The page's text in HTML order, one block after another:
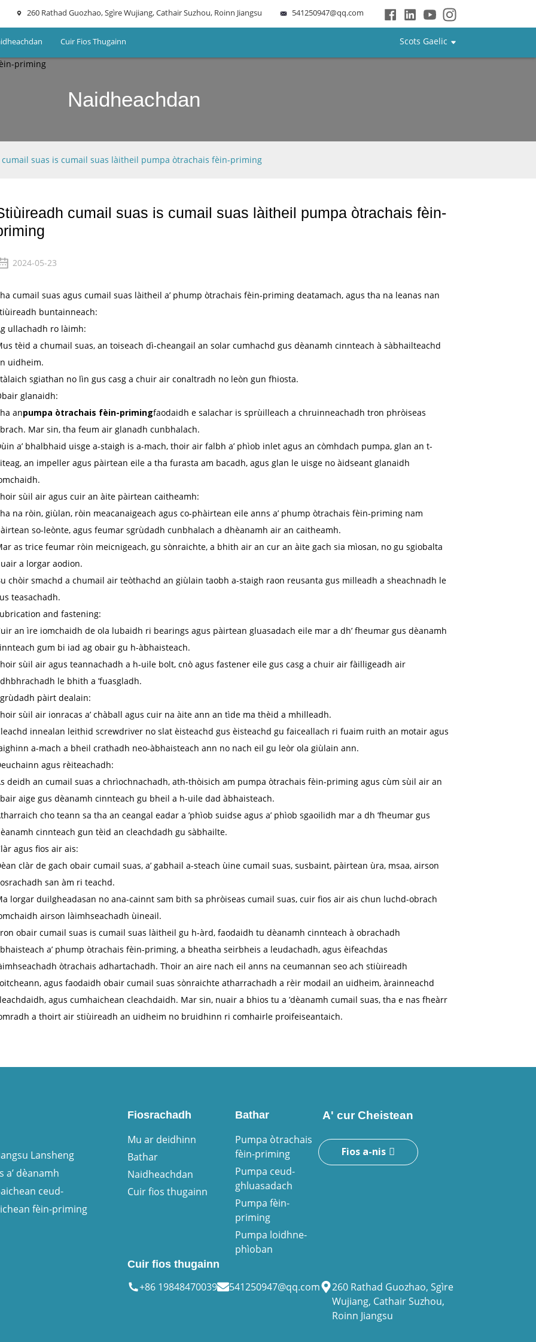
260 Rathad Guozhao, Sgìre Wujiang, Cathair Suzhou, Roinn Jiangsu 541250947@qq.com
Cuir Fios Thugainn Scots Gaelic
Naidheachdan
suas is cumail suas làitheil pumpa òtrachais fèin-priming
cumail suas is cumail suas làitheil pumpa òtrachais fèin-
2024-05-23
cumail suas agus cumail suas làitheil a’ phump òtrachais fèin-priming deatamach, agus tha na leanas nan
buntainneach:
ullachadh ro làimh:
tèid a chumail suas, an toiseach dì-cheangail an solar cumhachd gus dèanamh cinnteach à sàbhailteachd
uidheim.
sgiathan no lìn gus casg a chuir air conaltradh no leòn gun fhiosta.
glanaidh:
anpumpa òtrachais fèin-primingfaodaidh e salachar is sprùilleach a chruinneachadh tron ​​phròiseas
Mar sin, tha feum air glanadh cunbhalach.
a’ bhalbhaid uisge a-staigh is a-mach, thoir air falbh a’ phìob inlet agus an còmhdach pumpa, glan an t-
an impeller agus pàirtean eile a tha furasta am bacadh, agus glan le uisge no àidseant glanaidh
sùil air agus cuir an àite pàirtean caitheamh:
na ròin, giùlan, ròin meacanaigeach agus co-phàirtean eile anns a’ phump òtrachais fèin-priming nam
so-leònte, agus feumar sgrùdadh cunbhalach a dhèanamh air an caitheamh.
as trice feumar ròin meicnigeach, gu sònraichte, a bhith air an cur an àite gach sia mìosan, no gu sgiobalta
a lorgar aodion.
chòir smachd a chumail air teòthachd an giùlain taobh a-staigh raon reusanta gus milleadh a sheachnadh le
teasachadh.
and fastening:
an ìre iomchaidh de ola lubaidh ri bearings agus pàirtean gluasadach eile mar a dh’ fheumar gus dèanamh
gum bi iad ag obair gu h-àbhaisteach.
sùil air agus teannachadh a h-uile bolt, cnò agus fastener eile gus casg a chuir air fàilligeadh air
le bhith a ’fuasgladh.
pàirt dealain:
sùil air ionracas a’ chàball agus cuir na àite ann an tìde ma thèid a mhilleadh.
innealan leithid screwdriver no slat èisteachd gus èisteachd gu faiceallach ri fuaim ruith an motair agus
a-mach a bheil crathadh neo-àbhaisteach ann no nach eil gu leòr ola giùlain ann.
agus rèiteachadh:
deidh an cumail suas a chrìochnachadh, ath-thòisich am pumpa òtrachais fèin-priming agus cùm sùil air an
aige gus dèanamh cinnteach gu bheil a h-uile dad àbhaisteach.
cho teann sa tha an ceangal eadar a ’phìob suidse agus a’ phìob sgaoilidh mar a dh ’fheumar gus
cinnteach gun tèid an cleachdadh gu sàbhailte.
agus fios air ais:
clàr de gach obair cumail suas, a’ gabhail a-steach ùine cumail suas, susbaint, pàirtean ùra, msaa, airson
san àm ri teachd.
lorgar duilgheadasan no ana-cainnt sam bith sa phròiseas cumail suas, cuir fios air ais chun luchd-obrach
airson làimhseachadh ùineail.
obair cumail suas is cumail suas làitheil gu h-àrd, faodaidh tu dèanamh cinnteach à obrachadh
a’ phump òtrachais fèin-priming, a bheatha seirbheis a leudachadh, agus èifeachdas
òtrachais adhartachadh. Thoir an aire nach eil anns na ceumannan seo ach stiùireadh
agus faodaidh obair cumail suas sònraichte atharrachadh a rèir modail an uidheim, àrainneachd
agus cumhaichean cleachdaidh. Mar sin, nuair a bhios tu a ’dèanamh cumail suas, tha e nas fheàrr
a thoirt air stiùireadh an uidheim no bruidhinn ri comhairle proifeiseantaich.
Lansheng
a’ dèanamh
ceud-
fèin-priming
Fiosrachadh
Mu ar deidhinn
Bathar
Naidheachdan
Cuir fios thugainn
Bathar
Pumpa òtrachais
fèin-priming
Pumpa ceud-
ghluasadach
Pumpa fèin-
priming
Pumpa loidhne-
phìoban
A' cur Cheistean
Fios a-nis
Cuir fios thugainn
+86 19848470039 541250947@qq.com
260 Rathad Guozhao, Sgìre
Wujiang, Cathair Suzhou,
Roinn Jiangsu